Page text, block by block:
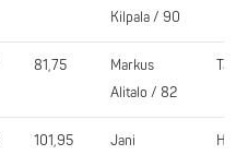
Kilpala / 90
81,75
Markus
Alitalo / 82
101,95
Jani
HPV